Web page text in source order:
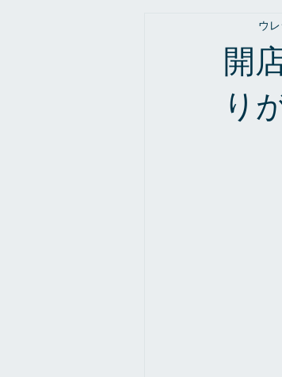
整体やお店の事だっ
開
り
ウ